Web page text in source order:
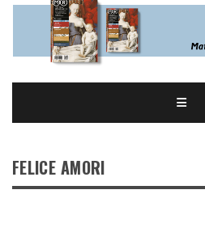
FELICE AMORI